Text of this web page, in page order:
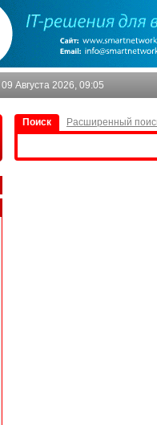
09 Августа 2026, 09:05
Поиск Расширенный